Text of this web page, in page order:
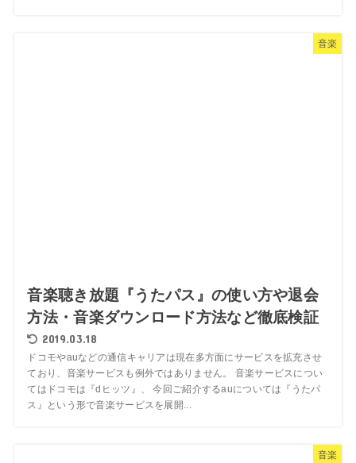
音楽
音楽聴き放題『うたパス』の使い方や退会
方法・音楽ダウンロード方法など徹底検証
2019.03.18
ドコモやauなどの通信キャリアは現在多方面にサービスを拡充させ
ており、音楽サービスも例外ではありません。 音楽サービスについ
てはドコモは『dヒッツ』、 今回ご紹介するauについては『うたパ
ス』という形で音楽サービスを展開...
音楽